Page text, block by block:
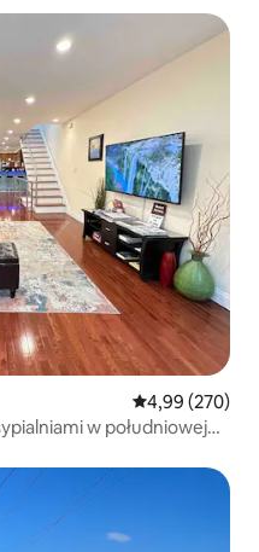
gości
Średnia
4,99 (270)
w południowej